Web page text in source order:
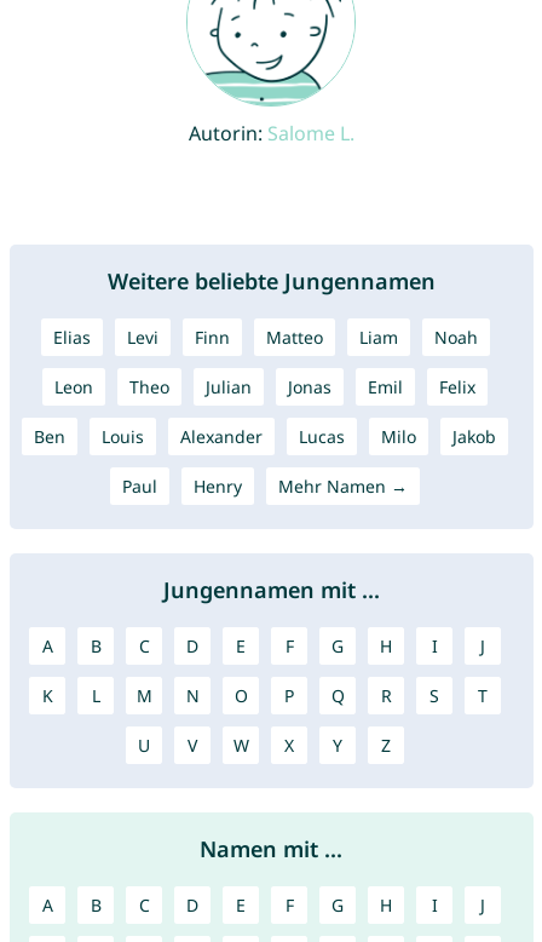
Autorin: Salome L.
Weitere beliebte Jungennamen
Elias Levi Finn Matteo Liam Noah
Leon Theo Julian Jonas Emil Felix
Ben Louis Alexander Lucas Milo Jakob
Paul Henry Mehr Namen →
Jungennamen mit ...
A B C D E F G H I J
K L M N O P Q R S T
U V W X Y Z
Namen mit ...
A B C D E F G H I J